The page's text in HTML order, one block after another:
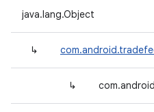
java.lang.Object
↳
↳